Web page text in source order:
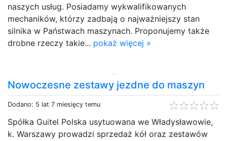
naszych usług. Posiadamy wykwalifikowanych
mechaników, którzy zadbają o najważniejszy stan
silnika w Państwach maszynach. Proponujemy także
drobne rzeczy takie... pokaż więcej »
Nowoczesne zestawy jezdne do maszyn
Dodano: 5 lat 7 miesięcy temu
Spółka Guitel Polska usytuowana we Władysławowie,
k. Warszawy prowadzi sprzedaż kół oraz zestawów